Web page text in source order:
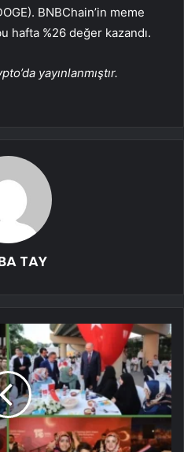
BNBChain’in meme
hafta %26 değer kazandı.
yayınlanmıştır.
TAY